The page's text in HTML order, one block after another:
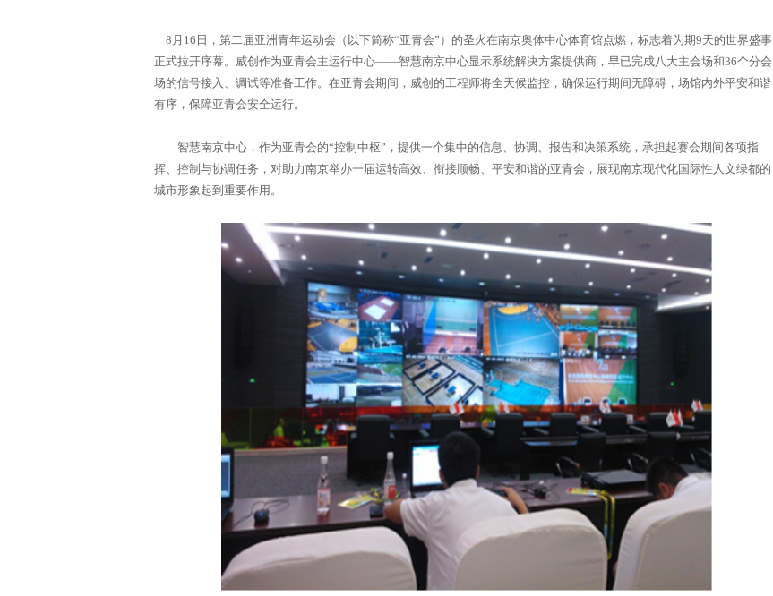
8月16日，第二届亚洲青年运动会（以下简称“亚青会”）的圣火在南京奥体中心体育馆点燃，标志着为期9天的世界盛事
正式拉开序幕。威创作为亚青会主运行中心——智慧南京中心显示系统解决方案提供商，早已完成八大主会场和36个分会
场的信号接入、调试等准备工作。在亚青会期间，威创的工程师将全天候监控，确保运行期间无障碍，场馆内外平安和谐
有序，保障亚青会安全运行。
智慧南京中心，作为亚青会的“控制中枢”，提供一个集中的信息、协调、报告和决策系统，承担起赛会期间各项指
挥、控制与协调任务，对助力南京举办一届运转高效、衔接顺畅、平安和谐的亚青会，展现南京现代化国际性人文绿都的
城市形象起到重要作用。